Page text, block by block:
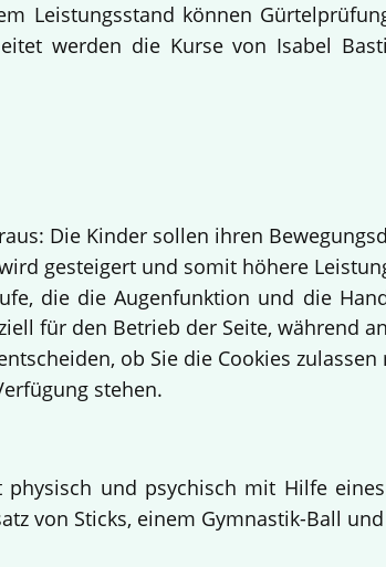
Leistungsstand können
werden die Kurse von Isabel
Die Kinder sollen ihren
gesteigert und somit höhere
die die Augenfunktion und die
und psychisch mit Hilfe
von Sticks, einem Gymnastik-Ball
für den Betrieb der Seite, während
ob Sie die Cookies
stehen.